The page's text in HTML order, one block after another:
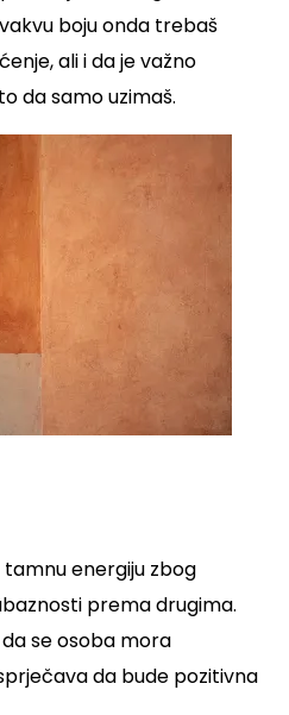
boju onda trebaš
ali i da je važno
da samo uzimaš.
energiju zbog
prema drugima.
se osoba mora
da bude pozitivna